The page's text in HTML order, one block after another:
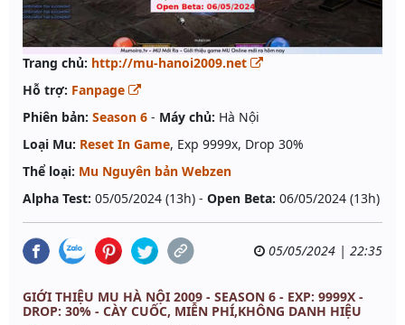
Trang chủ: http://mu-hanoi2009.net
Hỗ trợ: Fanpage
Phiên bản: Season 6 - Máy chủ: Hà Nội
Loại Mu: Reset In Game, Exp 9999x, Drop 30%
Thể loại: Mu Nguyên bản Webzen
Alpha Test: 05/05/2024 (13h) - Open Beta: 06/05/2024 (13h)
05/05/2024 | 22:35
GIỚI THIỆU MU HÀ NỘI 2009 - SEASON 6 - EXP: 9999X -
DROP: 30% - CÀY CUỐC, MIỄN PHÍ,KHÔNG DANH HIỆU